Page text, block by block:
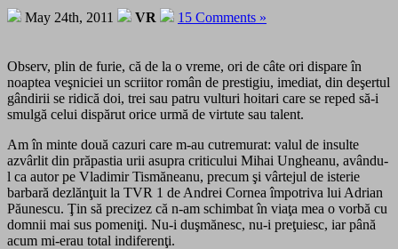
May 24th, 2011 VR 15 Comments »
Observ, plin de furie, că de la o vreme, ori de câte ori dispare în
noaptea veşniciei un scriitor ro­mân de prestigiu, imediat, din deşertul
gândirii se ridică doi, trei sau patru vulturi hoitari ca­re se reped să-i
smulgă celui dis­pă­rut orice urmă de virtute sau talent.
Am în minte două cazuri care m-au cutremurat: va­lul de insulte
azvârlit din prăpastia urii asupra cri­ti­cului Mihai Ungheanu, avându-
l ca autor pe Vla­di­mir Tismăneanu, precum şi vârtejul de isterie
barbară dezlănţuit la TVR 1 de Andrei Cornea împotriva lui Adrian
Păunescu. Ţin să precizez că n-am schimbat în viaţa mea o vorbă cu
domnii mai sus pomeniţi. Nu-i duşmănesc, nu-i preţuiesc, iar până
acum mi-erau total indiferenţi.